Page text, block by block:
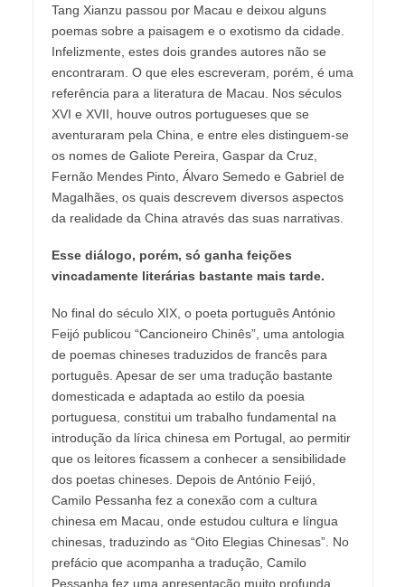
Tang Xianzu passou por Macau e deixou alguns
poemas sobre a paisagem e o exotismo da cidade.
Infelizmente, estes dois grandes autores não se
encontraram. O que eles escreveram, porém, é uma
referência para a literatura de Macau. Nos séculos
XVI e XVII, houve outros portugueses que se
aventuraram pela China, e entre eles distinguem-se
os nomes de Galiote Pereira, Gaspar da Cruz,
Fernão Mendes Pinto, Álvaro Semedo e Gabriel de
Magalhães, os quais descrevem diversos aspectos
da realidade da China através das suas narrativas.
Esse diálogo, porém, só ganha feições
vincadamente literárias bastante mais tarde.
No final do século XIX, o poeta português António
Feijó publicou “Cancioneiro Chinês”, uma antologia
de poemas chineses traduzidos de francês para
português. Apesar de ser uma tradução bastante
domesticada e adaptada ao estilo da poesia
portuguesa, constitui um trabalho fundamental na
introdução da lírica chinesa em Portugal, ao permitir
que os leitores ficassem a conhecer a sensibilidade
dos poetas chineses. Depois de António Feijó,
Camilo Pessanha fez a conexão com a cultura
chinesa em Macau, onde estudou cultura e língua
chinesas, traduzindo as “Oito Elegias Chinesas”. No
prefácio que acompanha a tradução, Camilo
Pessanha fez uma apresentação muito profunda